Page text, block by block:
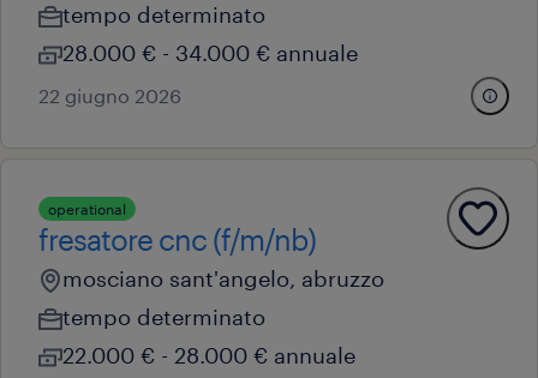
tempo determinato
28.000 € - 34.000 € annuale
22 giugno 2026
operational
fresatore cnc (f/m/nb)
mosciano sant'angelo, abruzzo
tempo determinato
22.000 € - 28.000 € annuale